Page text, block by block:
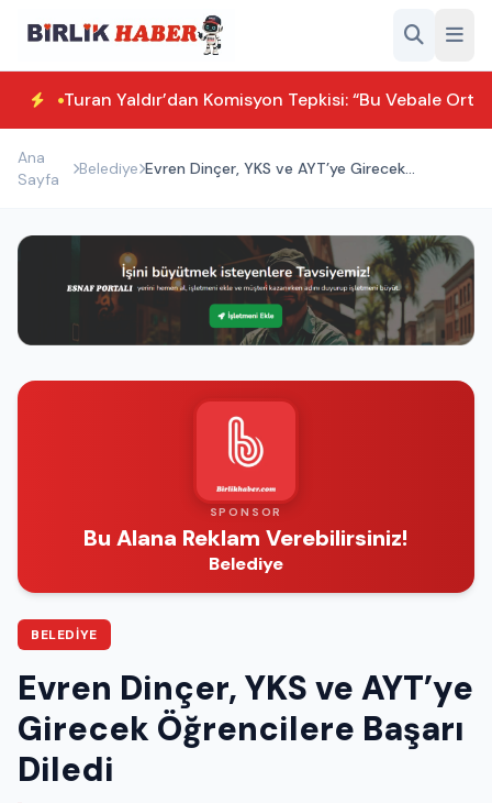
Turan Yaldır’dan Komisyon Tepkisi: “Bu Vebale
Ana
Sayfa
Belediye Evren Dinçer, YKS ve AYT’ye Girecek
SPONSOR
Bu Alana Reklam Verebilirsiniz!
Belediye
BELEDIYE
Evren Dinçer, YKS ve AYT’ye
Girecek Öğrencilere Başarı
Diledi